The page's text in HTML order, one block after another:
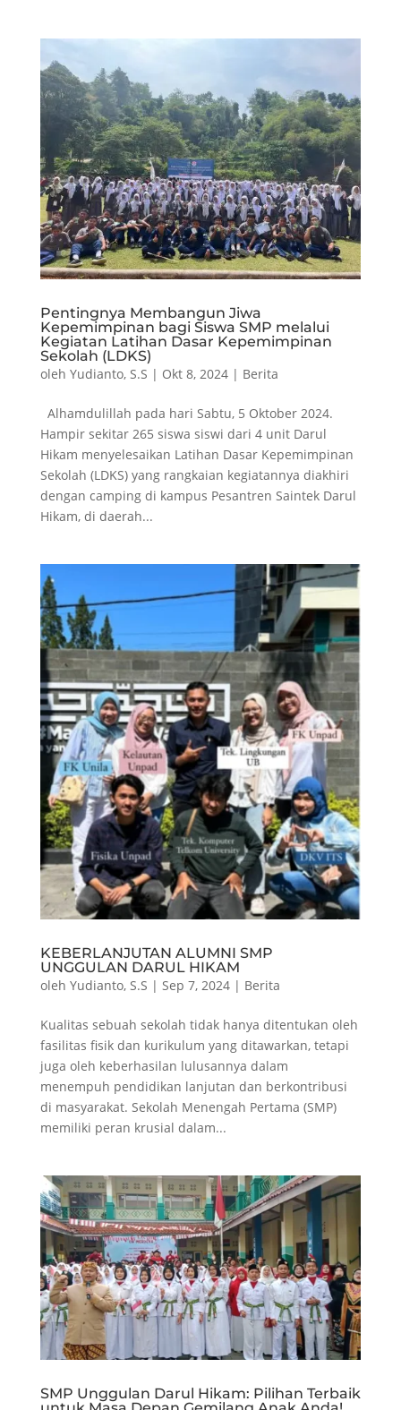
Pentingnya Membangun Jiwa
Kepemimpinan bagi Siswa SMP melalui
Kegiatan Latihan Dasar Kepemimpinan
Sekolah (LDKS)
oleh Yudianto, S.S | Okt 8, 2024| Berita
Alhamdulillah pada hari Sabtu, 5 Oktober 2024.
Hampir sekitar 265 siswa siswi dari 4 unit Darul
Hikam menyelesaikan Latihan Dasar Kepemimpinan
Sekolah (LDKS) yang rangkaian kegiatannya diakhiri
dengan camping di kampus Pesantren Saintek Darul
Hikam, di daerah...
KEBERLANJUTAN ALUMNI SMP
UNGGULAN DARUL HIKAM
oleh Yudianto, S.S | Sep 7, 2024| Berita
Kualitas sebuah sekolah tidak hanya ditentukan oleh
fasilitas fisik dan kurikulum yang ditawarkan, tetapi
juga oleh keberhasilan lulusannya dalam
menempuh pendidikan lanjutan dan berkontribusi
di masyarakat. Sekolah Menengah Pertama (SMP)
memiliki peran krusial dalam...
SMP Unggulan Darul Hikam: Pilihan Terbaik